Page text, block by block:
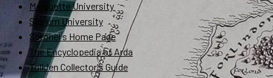
Marquette University
Signum University
Soronel's Home Page
The Encyclopedia of Arda
Tolkien Collector's Guide